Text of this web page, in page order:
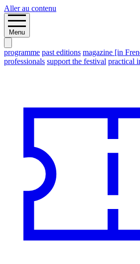
Aller au contenu
Menu
programme past editions magazine [in
professionals support the festival practical